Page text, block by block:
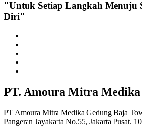
"Untuk Setiap Langkah Menuju
Diri"
PT. Amoura Mitra Medika
PT Amoura Mitra Medika Gedung Baja
Pangeran Jayakarta No.55, Jakarta Pusat.